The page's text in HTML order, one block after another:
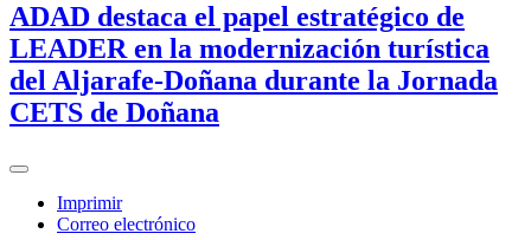
ADAD destaca el papel estratégico de
LEADER en la modernización turística
del Aljarafe-Doñana durante la Jornada
CETS de Doñana
Imprimir
Correo electrónico